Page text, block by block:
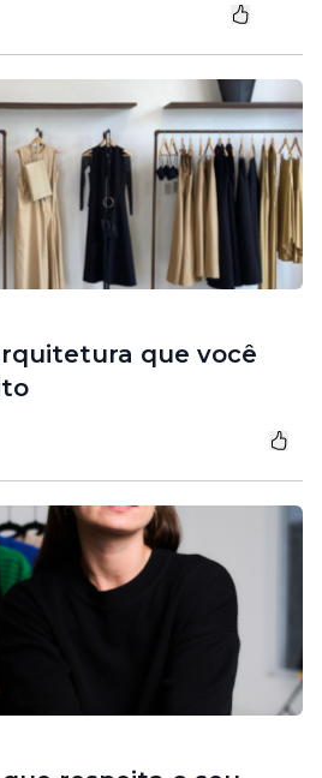
que você